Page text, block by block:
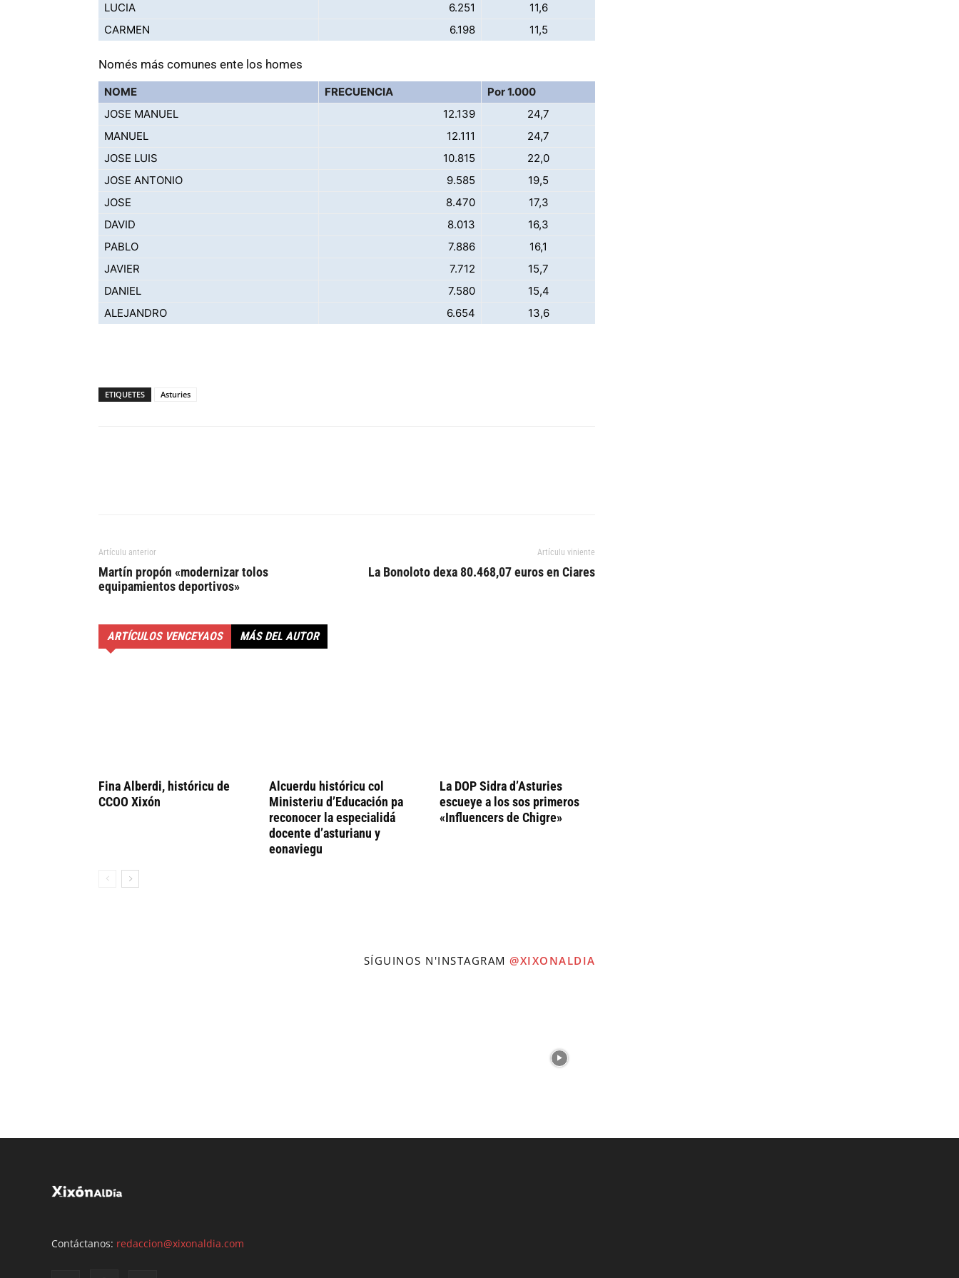
LUCIA
6.251
11,6
CARMEN
6.198 11,5
Només más comunes ente los homes
NOME FRECUENCIA
Por 1.000
JOSE MANUEL
12.139
24,7
MANUEL
12.111
24,7
JOSE LUIS
10.815
22,0
JOSE ANTONIO
9.585
19,5
JOSE
8.470
17,3
DAVID
8.013
16,3
PABLO
7.886
16,1
JAVIER
7.712
15,7
DANIEL
7.580
15,4
ALEJANDRO
6.654 13,6
ETIQUETES Asturies
Artículu anterior
Martín propón «modernizar tolos
equipamientos deportivos»
Artículu viniente
La Bonoloto dexa 80.468,07 euros en Ciares
ARTÍCULOS VENCEYAOS MÁS DEL AUTOR
Fina Alberdi, históricu de
CCOO Xixón
Alcuerdu históricu col
Ministeriu d’Educación pa
reconocer la especialidá
docente d’asturianu y
eonaviegu
La DOP Sidra d’Asturies
escueye a los sos primeros
«Influencers de Chigre»
SÍGUINOS N'INSTAGRAM @XIXONALDIA
Contáctanos: redaccion@xixonaldia.com